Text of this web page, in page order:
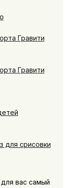
Гравити
Гравити
для срисовки
вас самый